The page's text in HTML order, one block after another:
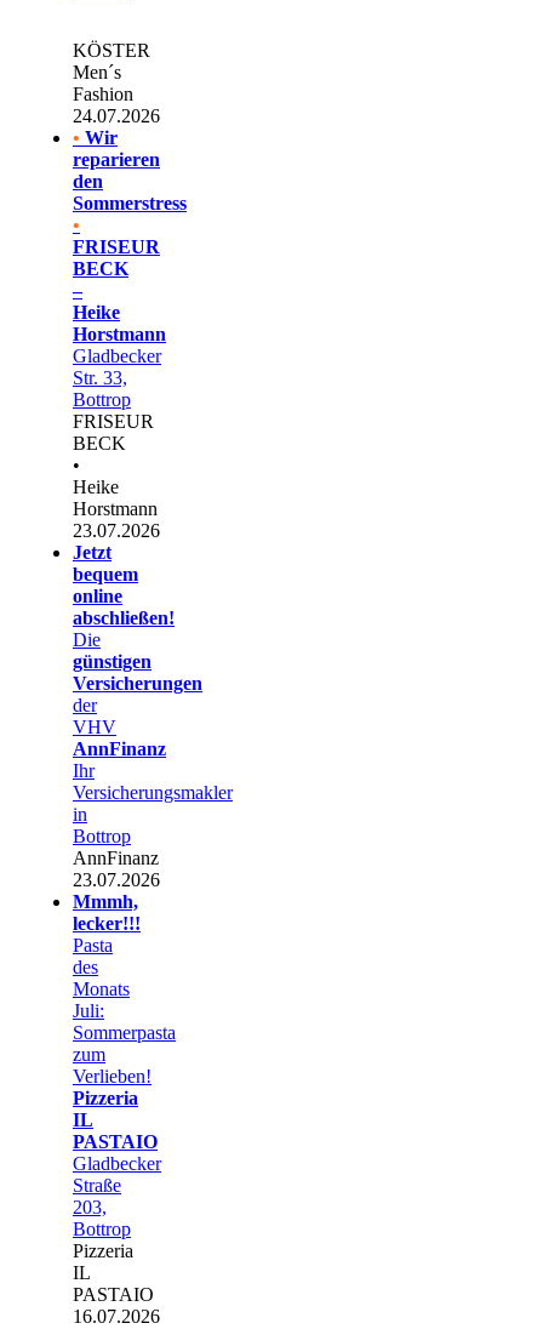
KÖSTER
Men´s
Fashion
24.07.2026
• Wir
reparieren
den
Sommerstress
•
FRISEUR
BECK
–
Heike
Horstmann
Gladbecker
Str. 33,
Bottrop
FRISEUR
BECK
•
Heike
Horstmann
23.07.2026
Jetzt
bequem
online
abschließen!
Die
günstigen
Versicherungen
der
VHV
AnnFinanz
Ihr
Versicherungsmakler
in
Bottrop
AnnFinanz
23.07.2026
Mmmh,
lecker!!!
Pasta
des
Monats
Juli:
Sommerpasta
zum
Verlieben!
Pizzeria
IL
PASTAIO
Gladbecker
Straße
203,
Bottrop
Pizzeria
IL
PASTAIO
16.07.2026